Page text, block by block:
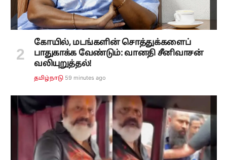
கோயில், மடங்களின் சொத்துக்களைப்
பாதுகாக்க வேண்டும்: வானதி சீனிவாசன்
வலியுறுத்தல்!
தமிழ்நாடு 59 minutes ago